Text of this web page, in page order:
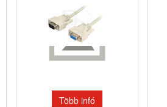
Több infó